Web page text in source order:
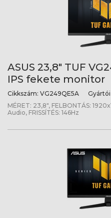
ASUS 23,8" TUF
IPS fekete monitor
Cikkszám: VG249QE5A
MÉRET: 23,8", FELBONTÁS:
Audio, FRISSÍTÉS: 146Hz